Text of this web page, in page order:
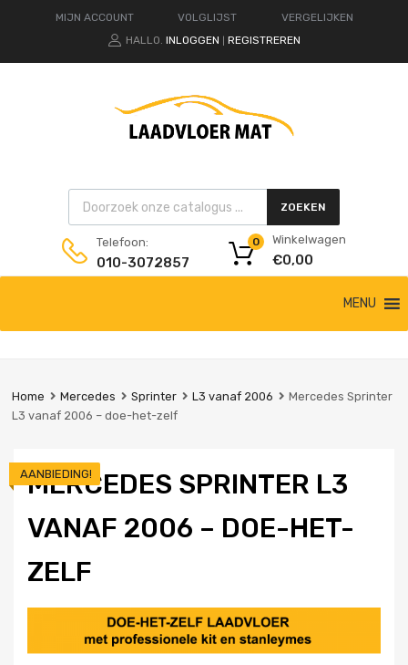
MIJN ACCOUNT VOLGLIJST
VERGELIJKEN
HALLO. INLOGGEN REGISTREREN
Products search ZOEKEN
Telefoon:
010-3072857
Winkelwagen
€0,00
0
de
MENU
Home Mercedes Sprinter L3 vanaf 2006
Mercedes Sprinter
L3 vanaf 2006 – doe-het-zelf
MERCEDES SPRINTER L3
VANAF 2006 – DOE-HET-
ZELF
AANBIEDING!